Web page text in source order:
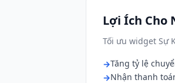
Lợi Ích Cho
Tối ưu widget Sự
Tăng tỷ lệ
Nhận thanh